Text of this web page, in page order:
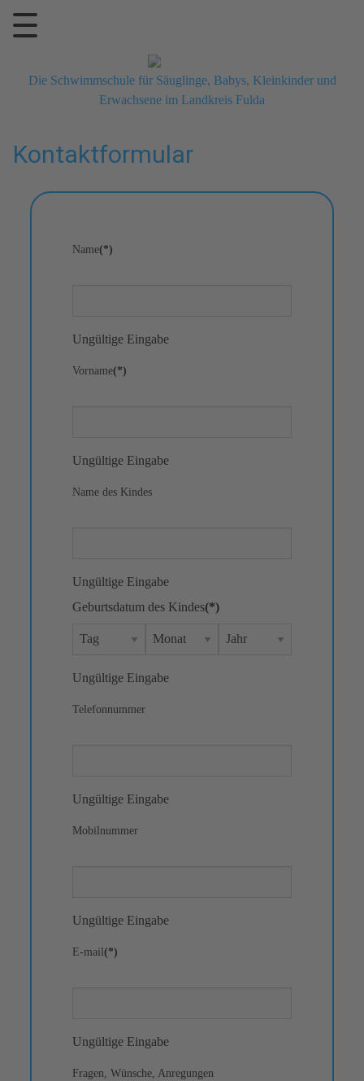
Die Schwimmschule für Säuglinge, Babys, Kleinkinder und
Erwachsene im Landkreis Fulda
Kontaktformular
Name(*)
Ungültige Eingabe
Vorname(*)
Ungültige Eingabe
Name des Kindes
Ungültige Eingabe
Geburtsdatum des Kindes(*)
Ungültige Eingabe
Telefonnummer
Ungültige Eingabe
Mobilnummer
Ungültige Eingabe
E-mail (*)
Ungültige Eingabe
Fragen, Wünsche, Anregungen